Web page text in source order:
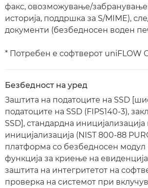
факс, овозможување/
историја, поддршка за S/MIME),
документи (безбедносен воден
* Потребен е софтверот uniFLOW
Безбедност на уред
Заштита на податоците на SSD
податоците на SSD (FIPS140-3),
SSD], стандардна иницијализација
иницијализација (NIST 800-88
платформа со безбедносен модул
функција за криење на
заштита на интегритетот на
проверка на системот при